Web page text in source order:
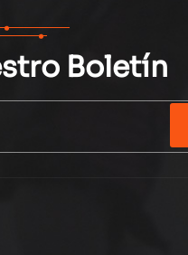
Boletín